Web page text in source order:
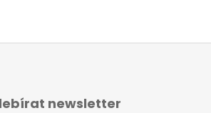
newsletter